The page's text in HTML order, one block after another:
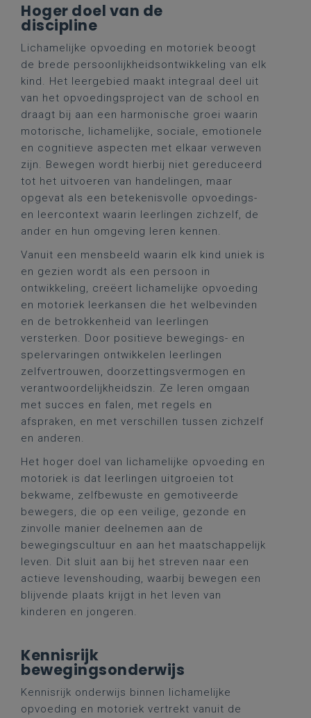
Hoger doel van de
discipline
Lichamelijke opvoeding en motoriek beoogt
de brede persoonlijkheidsontwikkeling van elk
kind. Het leergebied maakt integraal deel uit
van het opvoedingsproject van de school en
draagt bij aan een harmonische groei waarin
motorische, lichamelijke, sociale, emotionele
en cognitieve aspecten met elkaar verweven
zijn. Bewegen wordt hierbij niet gereduceerd
tot het uitvoeren van handelingen, maar
opgevat als een betekenisvolle opvoedings-
en leercontext waarin leerlingen zichzelf, de
ander en hun omgeving leren kennen.
Vanuit een mensbeeld waarin elk kind uniek is
en gezien wordt als een persoon in
ontwikkeling, creëert lichamelijke opvoeding
en motoriek leerkansen die het welbevinden
en de betrokkenheid van leerlingen
versterken. Door positieve bewegings- en
spelervaringen ontwikkelen leerlingen
zelfvertrouwen, doorzettingsvermogen en
verantwoordelijkheidszin. Ze leren omgaan
met succes en falen, met regels en
afspraken, en met verschillen tussen zichzelf
en anderen.
Het hoger doel van lichamelijke opvoeding en
motoriek is dat leerlingen uitgroeien tot
bekwame, zelfbewuste en gemotiveerde
bewegers, die op een veilige, gezonde en
zinvolle manier deelnemen aan de
bewegingscultuur en aan het maatschappelijk
leven. Dit sluit aan bij het streven naar een
actieve levenshouding, waarbij bewegen een
blijvende plaats krijgt in het leven van
kinderen en jongeren.
Kennisrijk
bewegingsonderwijs
Kennisrijk onderwijs binnen lichamelijke
opvoeding en motoriek vertrekt vanuit de